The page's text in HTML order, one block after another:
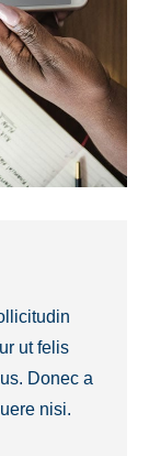
ut felis
Donec a
nisi.